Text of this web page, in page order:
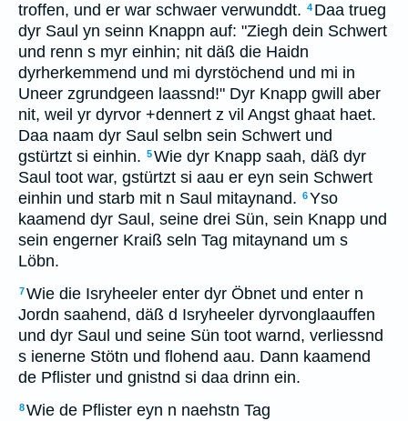
troffen, und er war schwaer verwunddt. 4 Daa trueg
dyr Saul yn seinn Knappn auf: "Ziegh dein Schwert
und renn s myr einhin; nit däß die Haidn
dyrherkemmend und mi dyrstöchend und mi in
Uneer zgrundgeen laassnd!" Dyr Knapp gwill aber
nit, weil yr dyrvor +dennert z vil Angst ghaat haet.
Daa naam dyr Saul selbn sein Schwert und
gstürtzt si einhin. 5Wie dyr Knapp saah, däß dyr
Saul toot war, gstürtzt si aau er eyn sein Schwert
einhin und starb mit n Saul mitaynand. 6Yso
kaamend dyr Saul, seine drei Sün, sein Knapp und
sein engerner Kraiß seln Tag mitaynand um s
Löbn.
7Wie die Isryheeler enter dyr Öbnet und enter n
Jordn saahend, däß d Isryheeler dyrvonglaauffen
und dyr Saul und seine Sün toot warnd, verliessnd
s ienerne Stötn und flohend aau. Dann kaamend
de Pflister und gnistnd si daa drinn ein.
8Wie de Pflister eyn n naehstn Tag